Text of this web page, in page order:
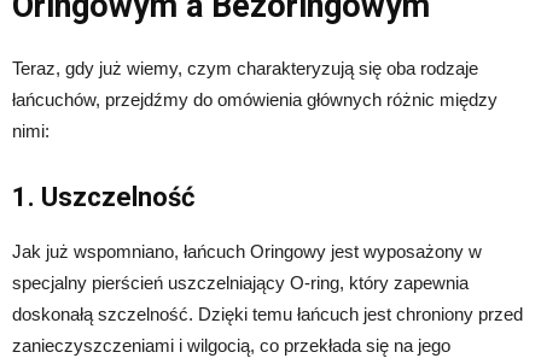
Teraz, gdy już wiemy, czym charakteryzują się oba rodzaje
łańcuchów, przejdźmy do omówienia głównych różnic między
nimi:
1. Uszczelność
Jak już wspomniano, łańcuch Oringowy jest wyposażony w
specjalny pierścień uszczelniający O-ring, który zapewnia
doskonałą szczelność. Dzięki temu łańcuch jest chroniony przed
zanieczyszczeniami i wilgocią, co przekłada się na jego